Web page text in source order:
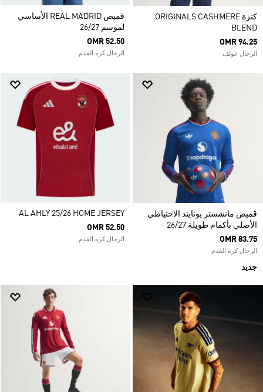
كنزة ORIGINALS CASHMERE
BLEND
OMR 94.25
الرجال غولف
قميص REAL MADRID الأساسي
لموسم 26/27
OMR 52.50
الرجال كرة القدم
قميص مانشستر يونايتد الاحتياطي
الأصلي بأكمام طويلة 26/27
OMR 83.75
الرجال كرة القدم
جديد
AL AHLY 25/26 HOME JERSEY
OMR 52.50
الرجال كرة القدم